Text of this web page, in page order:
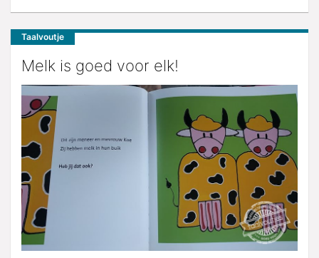
Taalvoutje
Melk is goed voor elk!